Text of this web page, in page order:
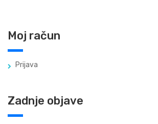
Moj račun
Prijava
Zadnje objave